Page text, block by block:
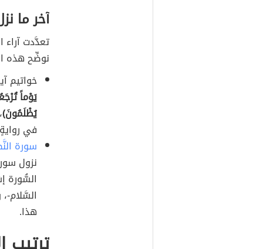
آخر ما
تعدَّدت آراء
نوضِّح هذه
خواتيم
يَوْماً
يُظْلَمُونَ)
في
سورة
نزول
السُّورة
هذا.